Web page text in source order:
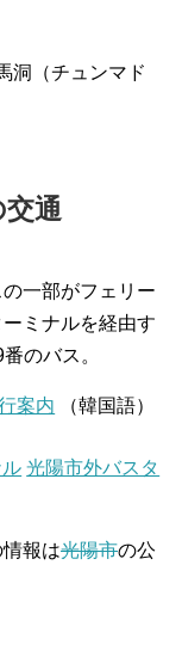
通
一部がフェリー
ミナルを経由す
のバス。
案内 （韓国語）
光陽市外バスタ
報は光陽市の公